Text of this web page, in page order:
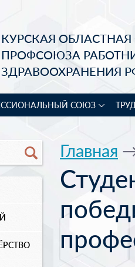
КУРСКАЯ
ПРОФСОЮЗА
ЗДРАВООХРАНЕНИЯ
СОЮЗ
Главная